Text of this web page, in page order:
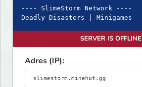
---- SlimeStorm Network ----
Deadly Disasters | Minigames
SERVER IS OFFLINE
Adres (IP):